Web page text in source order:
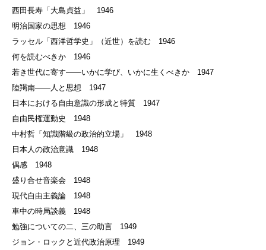
西田長寿「大島貞益」 1946
明治国家の思想 1946
ラッセル「西洋哲学史」（近世）を読む 1946
何を読むべきか 1946
若き世代に寄す——いかに学び、いかに生くべきか 1947
陸羯南——人と思想 1947
日本における自由意識の形成と特質 1947
自由民権運動史 1948
中村哲「知識階級の政治的立場」 1948
日本人の政治意識 1948
偶感 1948
盛り合せ音楽会 1948
現代自由主義論 1948
車中の時局談義 1948
勉強についての二、三の助言 1949
ジョン・ロックと近代政治原理 1949